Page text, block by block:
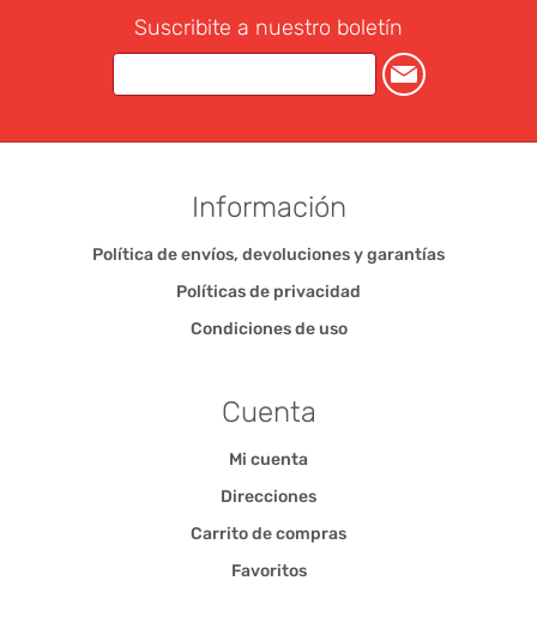
Suscribite a nuestro boletín
Información
Política de envíos, devoluciones y garantías
Políticas de privacidad
Condiciones de uso
Cuenta
Mi cuenta
Direcciones
Carrito de compras
Favoritos